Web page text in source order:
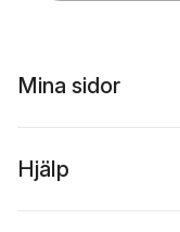
Mina sidor
Hjälp